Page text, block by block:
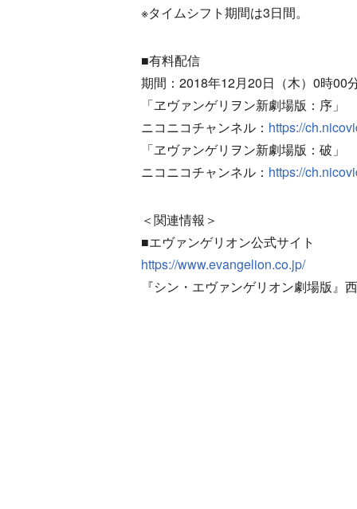
※タイムシフト期間は3日間。
■有料配信
期間：2018年12月20日（木）0時00
「ヱヴァンゲリヲン新劇場版：序」
ニコニコチャンネル： https://
「ヱヴァンゲリヲン新劇場版：破」
ニコニコチャンネル： https://
＜関連情報＞
■エヴァンゲリオン公式サイト
https://www.evangelion.co.jp/
『シン・エヴァンゲリオン劇場版』